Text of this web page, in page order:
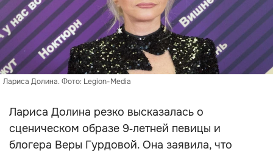
Лариса Долина. Фото: Legion-Media
Лариса Долина резко высказалась о
сценическом образе 9‑летней певицы и
блогера Веры Гурдовой. Она заявила, что